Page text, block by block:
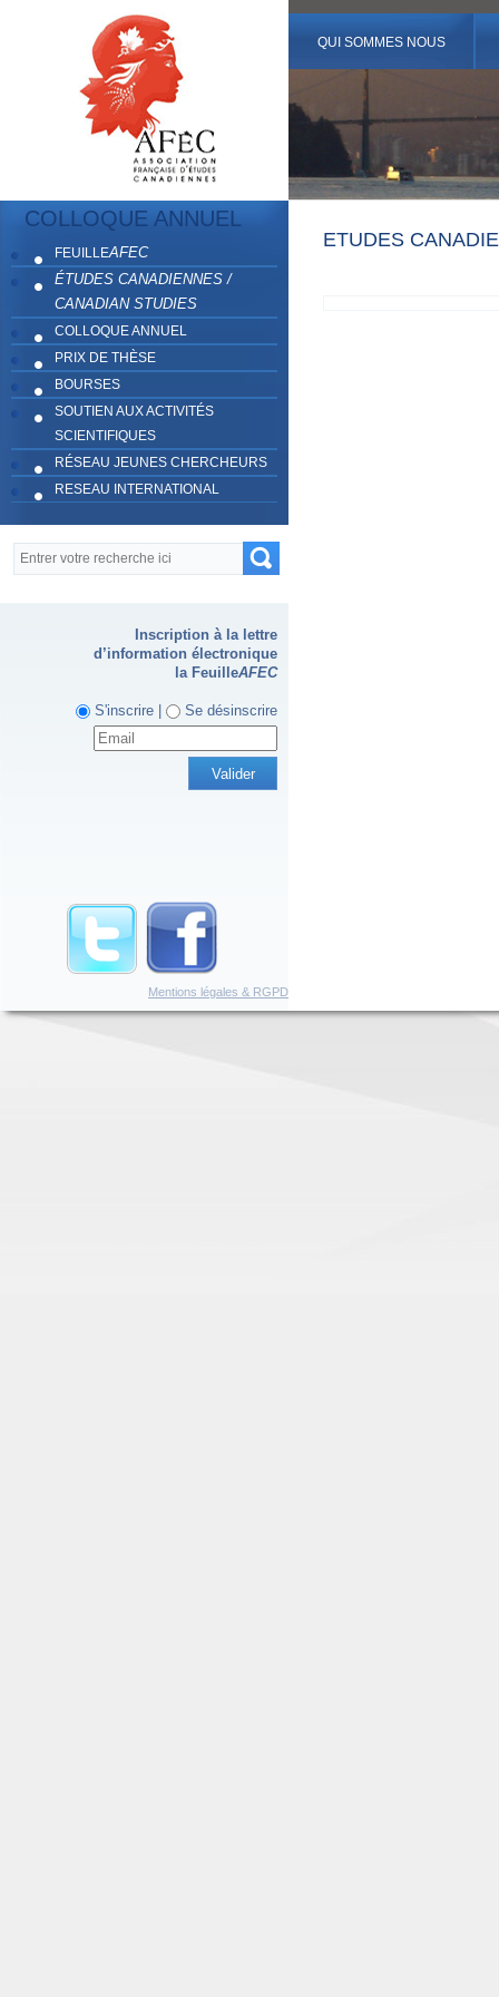
QUI SOMMES NOUS
COLLOQUE ANNUEL
FEUILLEAFEC
ÉTUDES CANADIENNES /
CANADIAN STUDIES
COLLOQUE ANNUEL
PRIX DE THÈSE
BOURSES
SOUTIEN AUX ACTIVITÉS
SCIENTIFIQUES
RÉSEAU JEUNES CHERCHEURS
RESEAU INTERNATIONAL
Formulaire de recherche
Recherche
Inscription à la lettre
d’information électronique
la FeuilleAFEC
S'inscrire | Se désinscrire
Mentions légales & RGPD
ETUDES